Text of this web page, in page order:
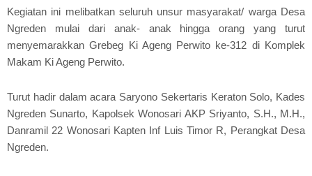
Kegiatan ini melibatkan seluruh unsur masyarakat/ warga Desa
Ngreden mulai dari anak- anak hingga orang yang turut
menyemarakkan Grebeg Ki Ageng Perwito ke-312 di Komplek
Makam Ki Ageng Perwito.
Turut hadir dalam acara Saryono Sekertaris Keraton Solo, Kades
Ngreden Sunarto, Kapolsek Wonosari AKP Sriyanto, S.H., M.H.,
Danramil 22 Wonosari Kapten Inf Luis Timor R, Perangkat Desa
Ngreden.